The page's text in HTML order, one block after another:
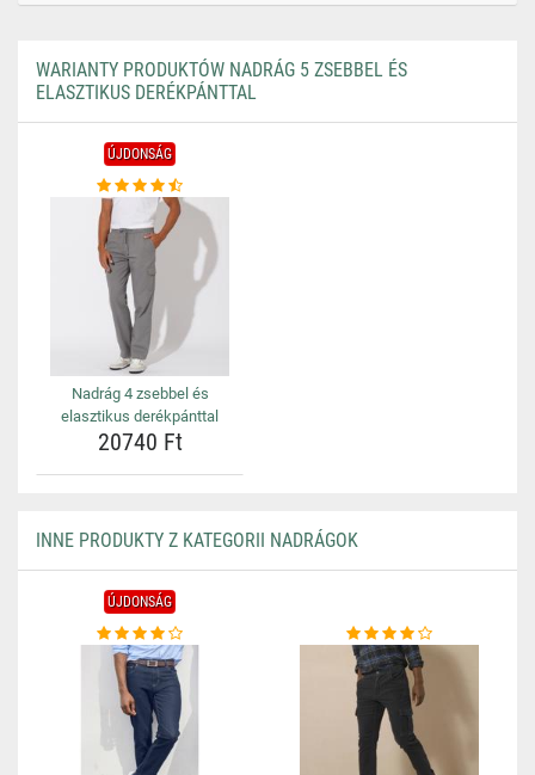
WARIANTY PRODUKTÓW NADRÁG 5 ZSEBBEL ÉS
ELASZTIKUS DERÉKPÁNTTAL
ÚJDONSÁG
Nadrág 4 zsebbel és
elasztikus derékpánttal
20740 Ft
INNE PRODUKTY Z KATEGORII NADRÁGOK
ÚJDONSÁG